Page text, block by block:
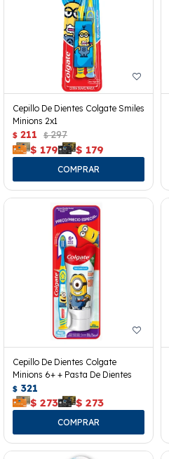
Cepillo De Dientes Colgate Smiles
Minions 2x1
$ 211 $ 297
$ 179 $ 179
Cepillo De Dientes Colgate
Minions 6+ + Pasta De Dientes
$ 321
$ 273 $ 273